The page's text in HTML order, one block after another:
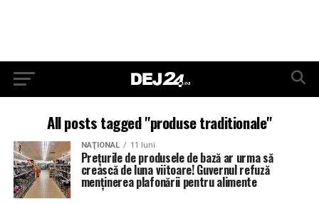
All posts tagged "produse traditionale"
NAŢIONAL 11 luni
Prețurile de produsele de bază ar urma să
crească de luna viitoare! Guvernul refuză
menținerea plafonării pentru alimente